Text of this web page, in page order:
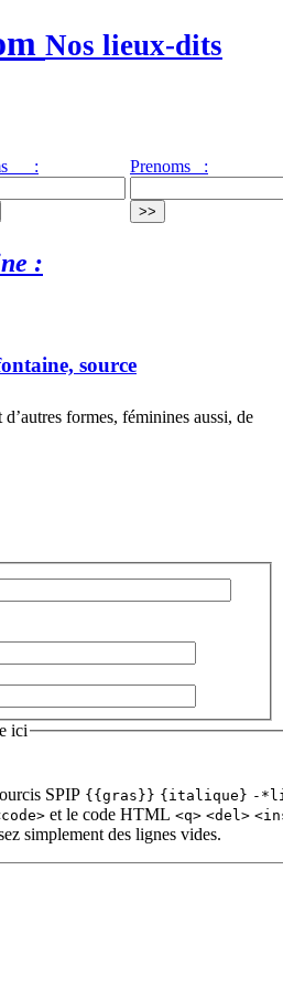
Nos lieux-dits
: Prenoms :
:
source
formes, féminines aussi, de
ici
SPIP {{gras}} {italique} -
et le code HTML <q> <del>
simplement des lignes vides.